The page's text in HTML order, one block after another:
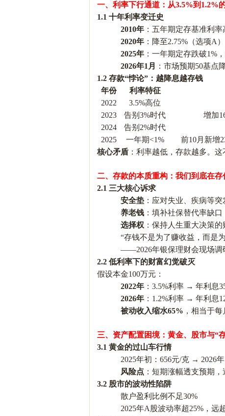
一、利率下行通道：从3.5%到1.2%
1.1 十年利率变迁史
2010年 ：五年期定存基准利率
2020年 ：降至2.75%（选项A）
2025年 ：一年期定存跌破1%
2026年1月
：市场预期50基点
1.2 存款“悖论”：越降息越存钱
年份
利率特征
2022
3.5%高位
2023
告别 3%时代 增加
2024
告别 2%时代
2025
一年期<1% 前10月新增
核心矛盾 ：利率越低，存款越多。
二、存款的本质重构：我们到底在存
2.1 三大核心诉求
安全垫 ：应对失业、疾病等突
养老钱 ：填补社保替代率缺
选择权 ：保持人生重大决策
“存钱不是为了赚收益，而是
——2026年银保理财会现场调
2.2 低利率下的财富幻觉破灭
假设本金100万元：
2022年 ： 3.5%利率 → 年利息
2026年 ： 1.2%利率 → 年利息
被动收入缩水65% ，相当于
三、资产配置困境：黄金、股市与“
3.1 黄金的过山车行情
2025年初：656元/克 → 2026年
风险点 ：短期涨幅透支预期
3.2 股市的波动性陷阱
散户盈利比例不足30%
2025年A股波动率超25%，远